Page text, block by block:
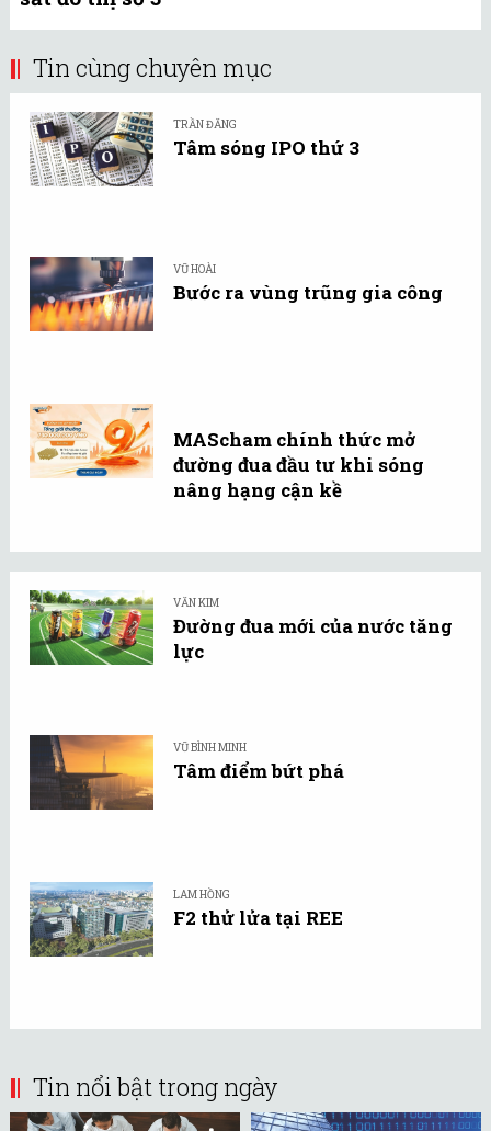
Tin cùng chuyên mục
TRẦN ĐĂNG
Tâm sóng IPO thứ 3
VŨ HOÀI
Bước ra vùng trũng gia công
MAScham chính thức mở
đường đua đầu tư khi sóng
nâng hạng cận kề
VĂN KIM
Đường đua mới của nước tăng
lực
VŨ BÌNH MINH
Tâm điểm bứt phá
LAM HỒNG
F2 thử lửa tại REE
Tin nổi bật trong ngày